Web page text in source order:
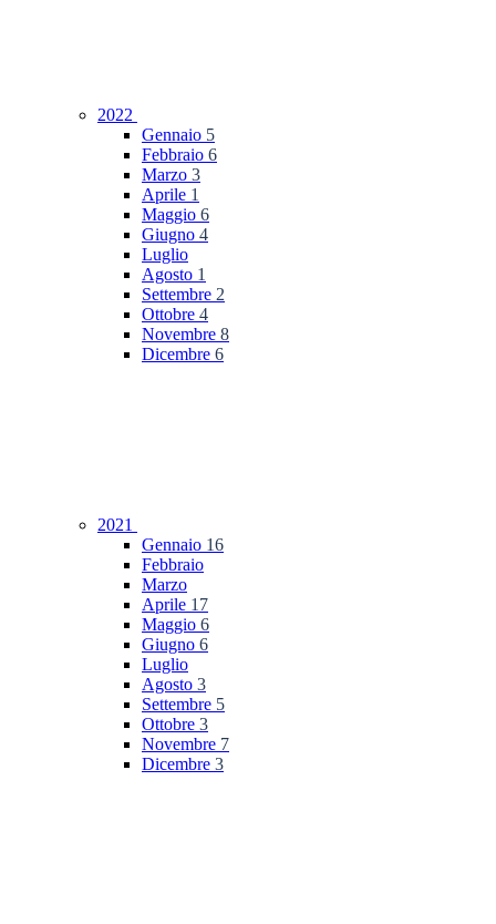
2022
Gennaio 5
Febbraio 6
Marzo 3
Aprile 1
Maggio 6
Giugno 4
Luglio
Agosto 1
Settembre 2
Ottobre 4
Novembre 8
Dicembre 6
2021
Gennaio 16
Febbraio
Marzo
Aprile 17
Maggio 6
Giugno 6
Luglio
Agosto 3
Settembre 5
Ottobre 3
Novembre 7
Dicembre 3